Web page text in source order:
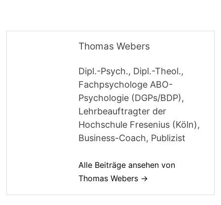
Thomas Webers
Dipl.-Psych., Dipl.-Theol.,
Fachpsychologe ABO-
Psychologie (DGPs/BDP),
Lehrbeauftragter der
Hochschule Fresenius (Köln),
Business-Coach, Publizist
Alle Beiträge ansehen von
Thomas Webers →